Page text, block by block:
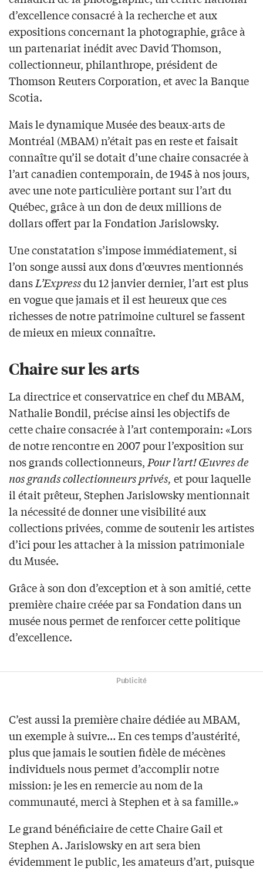
d’excellence consacré à la recherche et aux
expositions concernant la photographie, grâce à
un partenariat inédit avec David Thomson,
collectionneur, philanthrope, président de
Thomson Reuters Corporation, et avec la Banque
Scotia.
Mais le dynamique Musée des beaux-arts de
Montréal (MBAM) n’était pas en reste et faisait
connaître qu’il se dotait d’une chaire consacrée à
l’art canadien contemporain, de 1945 à nos jours,
avec une note particulière portant sur l’art du
Québec, grâce à un don de deux millions de
dollars offert par la Fondation Jarislowsky.
Une constatation s’impose immédiatement, si
l’on songe aussi aux dons d’œuvres mentionnés
dansL’Expressdu 12 janvier dernier, l’art est plus
en vogue que jamais et il est heureux que ces
richesses de notre patrimoine culturel se fassent
de mieux en mieux connaître.
Chaire sur les arts
La directrice et conservatrice en chef du MBAM,
Nathalie Bondil, précise ainsi les objectifs de
cette chaire consacrée à l’art contemporain: «Lors
de notre rencontre en 2007 pour l’exposition sur
nos grands collectionneurs,Pour l’art! Œuvres de
nos grands collectionneurs privés, et pour laquelle
il était prêteur, Stephen Jarislowsky mentionnait
la nécessité de donner une visibilité aux
collections privées, comme de soutenir les artistes
d’ici pour les attacher à la mission patrimoniale
du Musée.
Grâce à son don d’exception et à son amitié, cette
première chaire créée par sa Fondation dans un
musée nous permet de renforcer cette politique
d’excellence.
Publicité
C’est aussi la première chaire dédiée au MBAM,
un exemple à suivre… En ces temps d’austérité,
plus que jamais le soutien fidèle de mécènes
individuels nous permet d’accomplir notre
mission: je les en remercie au nom de la
communauté, merci à Stephen et à sa famille.»
Le grand bénéficiaire de cette Chaire Gail et
Stephen A. Jarislowsky en art sera bien
évidemment le public, les amateurs d’art, puisque